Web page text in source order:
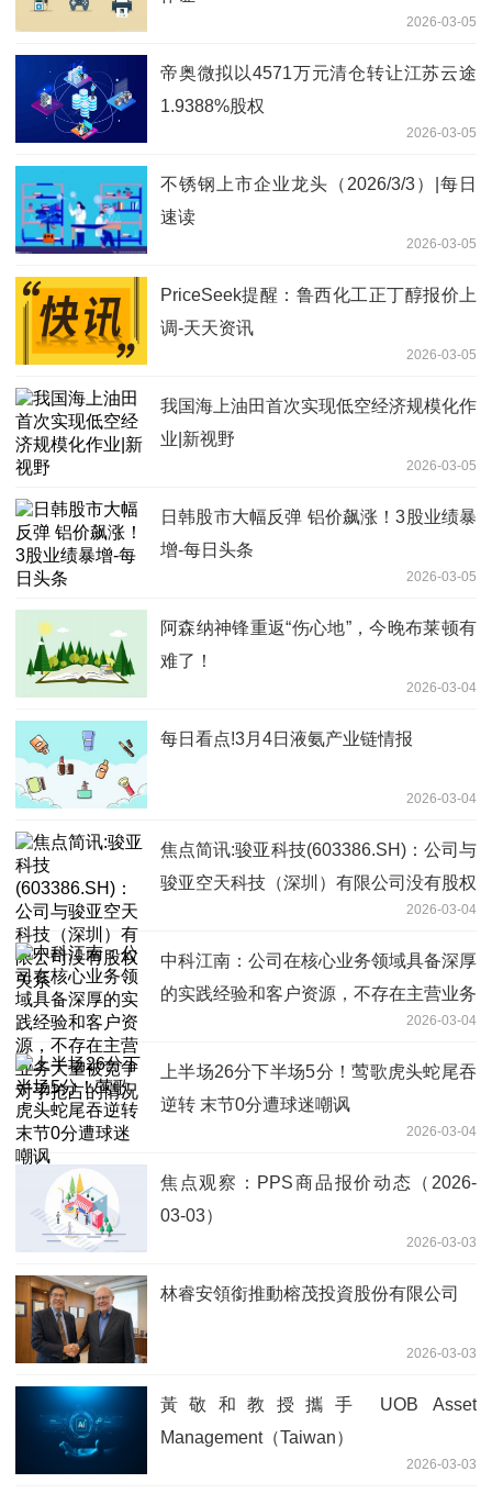
2026-03-05
帝奥微拟以4571万元清仓转让江苏云途
1.9388%股权
2026-03-05
不锈钢上市企业龙头（2026/3/3）|每日
速读
2026-03-05
PriceSeek提醒：鲁西化工正丁醇报价上
调-天天资讯
2026-03-05
我国海上油田首次实现低空经济规模化作
业|新视野
2026-03-05
日韩股市大幅反弹 铝价飙涨！3股业绩暴
增-每日头条
2026-03-05
阿森纳神锋重返“伤心地”，今晚布莱顿有
难了！
2026-03-04
每日看点!3月4日液氨产业链情报
2026-03-04
焦点简讯:骏亚科技(603386.SH)：公司与
骏亚空天科技（深圳）有限公司没有股权
2026-03-04
中科江南：公司在核心业务领域具备深厚
的实践经验和客户资源，不存在主营业务
2026-03-04
上半场26分下半场5分！莺歌虎头蛇尾吞
逆转 末节0分遭球迷嘲讽
2026-03-04
焦点观察：PPS商品报价动态（2026-
03-03）
2026-03-03
林睿安領銜推動榕茂投資股份有限公司
2026-03-03
黃敬和教授攜手 UOB Asset
Management（Taiwan）
2026-03-03